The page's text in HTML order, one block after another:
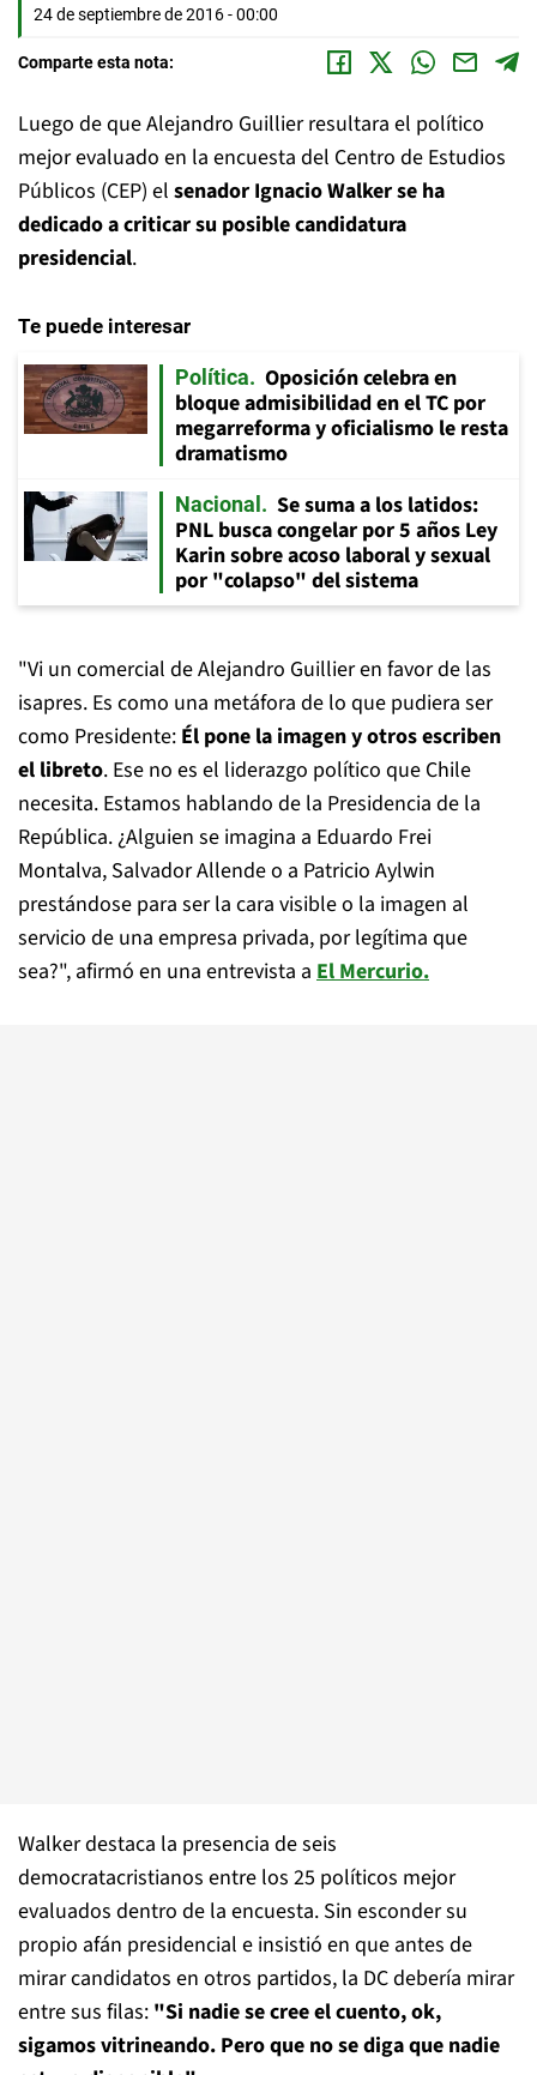
24 de septiembre de 2016 - 00:00
Comparte esta nota:
Luego de que Alejandro Guillier resultara el político
mejor evaluado en la encuesta del Centro de Estudios
Públicos (CEP) el senador Ignacio Walker se ha
dedicado a criticar su posible candidatura
presidencial.
Te puede interesar
Política
Oposición celebra en
bloque admisibilidad en el TC por
megarreforma y oficialismo le resta
dramatismo
Nacional
Se suma a los latidos:
PNL busca congelar por 5 años Ley
Karin sobre acoso laboral y sexual
por "colapso" del sistema
"Vi un comercial de Alejandro Guillier en favor de las
isapres. Es como una metáfora de lo que pudiera ser
como Presidente: Él pone la imagen y otros escriben
el libreto. Ese no es el liderazgo político que Chile
necesita. Estamos hablando de la Presidencia de la
República. ¿Alguien se imagina a Eduardo Frei
Montalva, Salvador Allende o a Patricio Aylwin
prestándose para ser la cara visible o la imagen al
servicio de una empresa privada, por legítima que
sea?", afirmó en una entrevista a El Mercurio.
Walker destaca la presencia de seis
democratacristianos entre los 25 políticos mejor
evaluados dentro de la encuesta. Sin esconder su
propio afán presidencial e insistió en que antes de
mirar candidatos en otros partidos, la DC debería mirar
entre sus filas: "Si nadie se cree el cuento, ok,
sigamos vitrineando. Pero que no se diga que nadie